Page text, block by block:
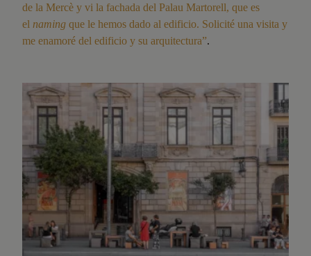
de la Mercè y vi la fachada del Palau Martorell, que es
el naming que le hemos dado al edificio. Solicité una visita y
me enamoré del edificio y su arquitectura”.